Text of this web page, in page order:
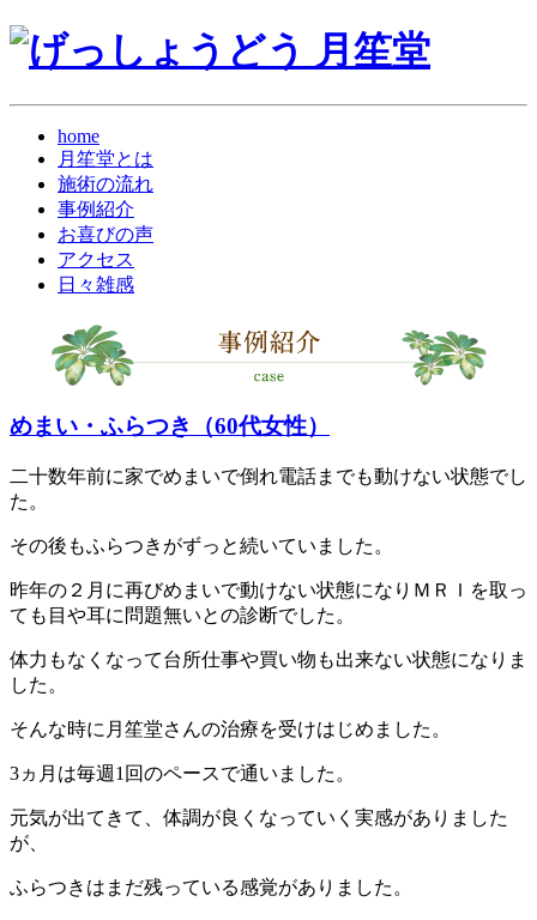
home
月笙堂とは
施術の流れ
事例紹介
お喜びの声
アクセス
日々雑感
めまい・ふらつき（60代女性）
二十数年前に家でめまいで倒れ電話までも動けない状態でし
た。
その後もふらつきがずっと続いていました。
昨年の２月に再びめまいで動けない状態になりＭＲＩを取っ
ても目や耳に問題無いとの診断でした。
体力もなくなって台所仕事や買い物も出来ない状態になりま
した。
そんな時に月笙堂さんの治療を受けはじめました。
3ヵ月は毎週1回のペースで通いました。
元気が出てきて、体調が良くなっていく実感がありました
が、
ふらつきはまだ残っている感覚がありました。